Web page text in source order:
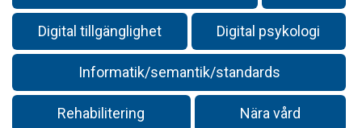
Digital tillgänglighet Digital psykologi
Informatik/semantik/standards
Rehabilitering Nära vård